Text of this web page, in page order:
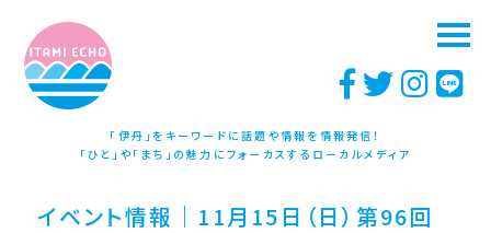
「伊丹」をキーワードに話題や情報を情報発信！
「ひと」や「まち」の魅力にフォーカスするローカルメディア
イベント情報｜11月15日（日）第96回